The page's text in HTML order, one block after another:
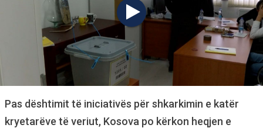
Pas dështimit të iniciativës për shkarkimin e katër
kryetarëve të veriut, Kosova po kërkon heqjen e